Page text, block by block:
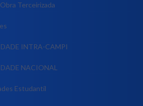
Terceirizada
INTRA-CAMPI
NACIONAL
Estudantil